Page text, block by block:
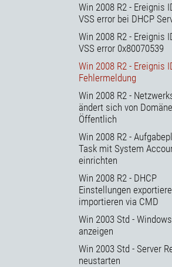
Win 2008 R2 - Ereignis
VSS error bei DHCP
Win 2008 R2 - Ereignis
VSS error 0x80070539
Win 2008 R2 - Ereignis
Fehlermeldung
Win 2008 R2 -
ändert sich von
Öffentlich
Win 2008 R2 -
Task mit System
einrichten
Win 2008 R2 - DHCP
Einstellungen
importieren via CMD
Win 2003 Std -
anzeigen
Win 2003 Std - Server
neustarten